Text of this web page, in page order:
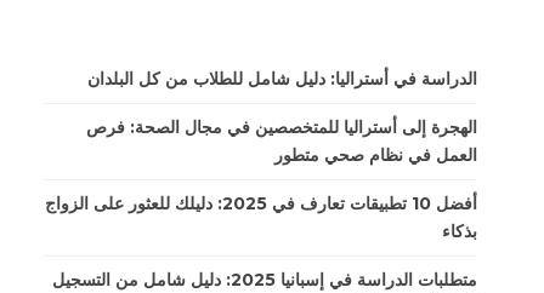
الدراسة في أستراليا: دليل شامل للطلاب من كل البلدان
الهجرة إلى أستراليا للمتخصصين في مجال الصحة: فرص
العمل في نظام صحي متطور
أفضل 10 تطبيقات تعارف في 2025: دليلك للعثور على الزواج
بذكاء
متطلبات الدراسة في إسبانيا 2025: دليل شامل من التسجيل